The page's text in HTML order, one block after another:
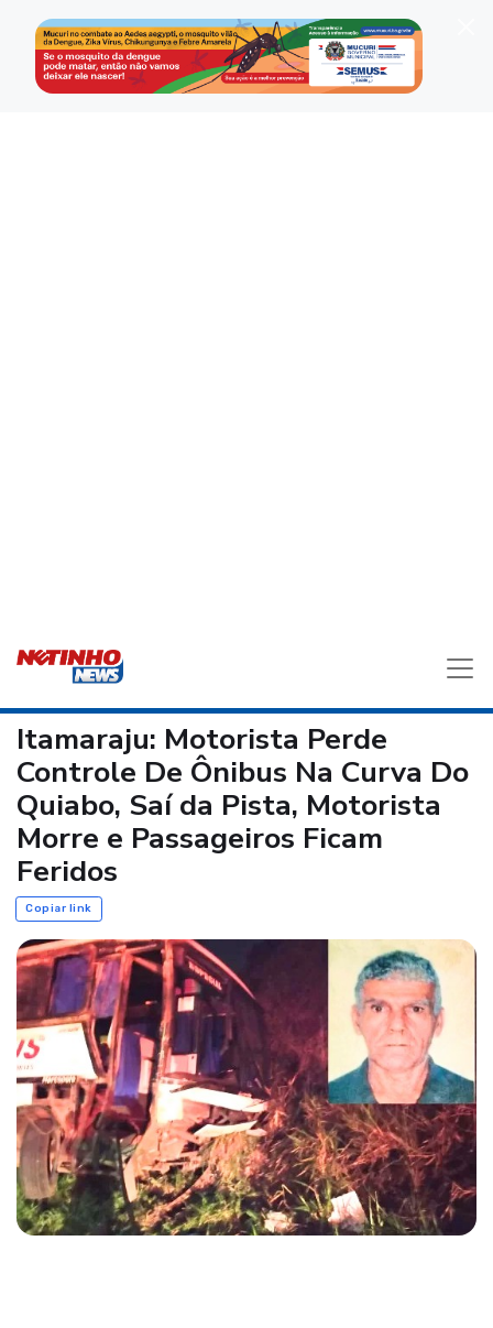
Itamaraju: Motorista Perde
Controle De Ônibus Na Curva Do
Quiabo, Saí da Pista, Motorista
Morre e Passageiros Ficam
Feridos
Copiar link